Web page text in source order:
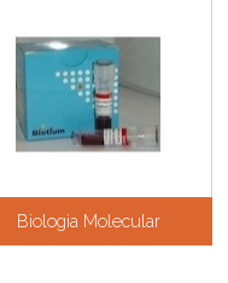
Biologia Molecular